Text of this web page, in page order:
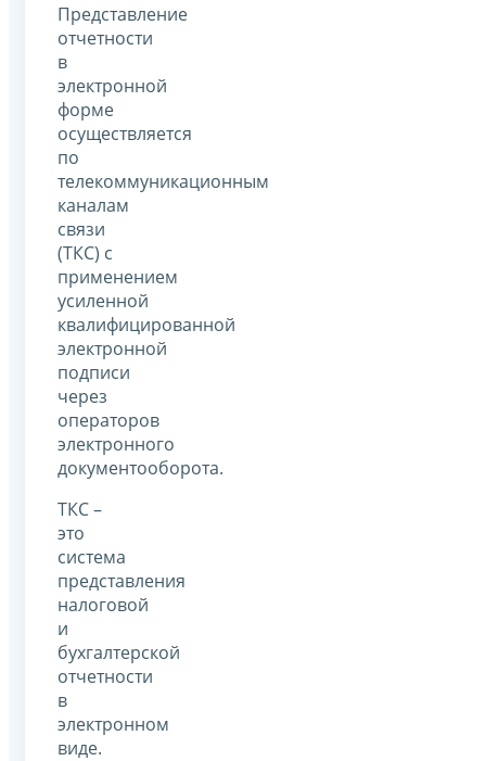
Представление
отчетности
в
электронной
форме
осуществляется
по
телекоммуникационным
каналам
связи
(ТКС) с
применением
усиленной
квалифицированной
электронной
подписи
через
операторов
электронного
документооборота.
ТКС –
это
система
представления
налоговой
и
бухгалтерской
отчетности
в
электронном
виде.